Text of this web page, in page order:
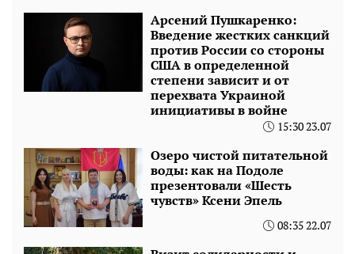
Арсений Пушкаренко:
Введение жестких санкций
против России со стороны
США в определенной
степени зависит и от
перехвата Украиной
инициативы в войне
15:30 23.07
Озеро чистой питательной
воды: как на Подоле
презентовали «Шесть
чувств» Ксени Эпель
08:35 22.07